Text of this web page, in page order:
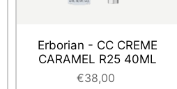
Erborian - CC CREME
CARAMEL R25 40ML
€38,00